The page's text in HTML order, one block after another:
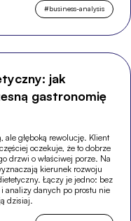
#business-analysis
jak
gastronomię
ale głęboką rewolucję. Klient
oczekuje, że to dobrze
drzwi o właściwej porze. Na
kierunek rozwoju
Łączy je jedno: bez
analizy danych po prostu nie
dzisiaj.